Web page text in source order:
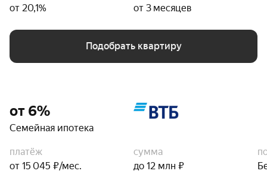
от 20,1%
от 3 месяцев
Подобрать квартиру
от 6%
Семейная ипотека
платёж
от 15 045 ₽/мес.
сумма
до 12 млн ₽